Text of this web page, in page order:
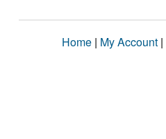
Home | My Account |